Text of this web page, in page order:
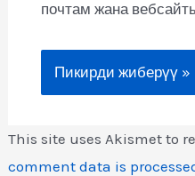
почтам жана
This site uses Akismet to
comment data is